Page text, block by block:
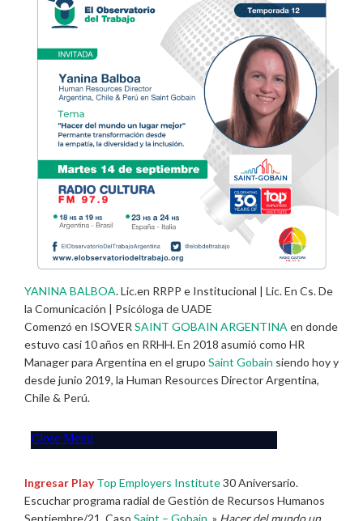
YANINA BALBOA. Lic.en RRPP e Institucional | Lic. En Cs. De
la Comunicación | Psicóloga de UADE
Comenzó en ISOVERSAINT GOBAIN ARGENTINAen donde
estuvo casi 10 años en RRHH. En 2018 asumió como HR
Manager para Argentina en el grupo Saint Gobain siendo hoy y
desde junio 2019, la Human Resources Director Argentina,
Chile & Perú.
Ingresar Play Top Employers Institute30 Aniversario.
Escuchar programa radial de Gestión de Recursos Humanos
Septiembre/21. Caso Saint – Gobain. » Hacer del mundo un